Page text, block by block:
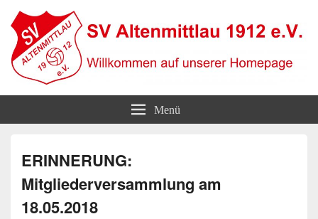
SV Altenmittlau 1912
Menü
ERINNERUNG:
Mitgliederversammlung am
18.05.2018